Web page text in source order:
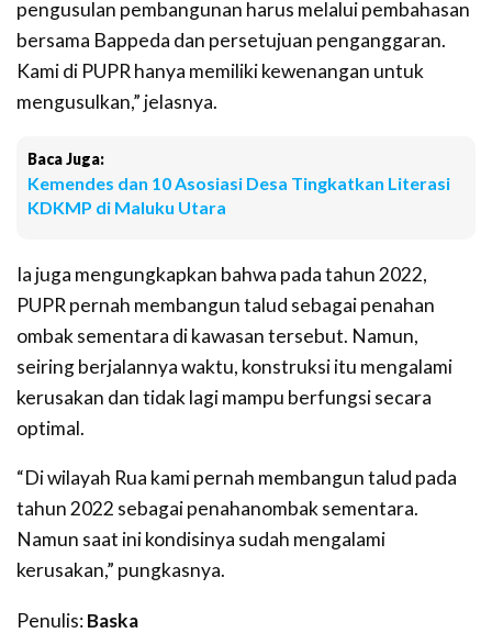
pengusulan pembangunan harus melalui pembahasan
bersama Bappeda dan persetujuan penganggaran.
Kami di PUPR hanya memiliki kewenangan untuk
mengusulkan,” jelasnya.
Baca Juga:
Kemendes dan 10 Asosiasi Desa Tingkatkan Literasi
KDKMP di Maluku Utara
Ia juga mengungkapkan bahwa pada tahun 2022,
PUPR pernah membangun talud sebagai penahan
ombak sementara di kawasan tersebut. Namun,
seiring berjalannya waktu, konstruksi itu mengalami
kerusakan dan tidak lagi mampu berfungsi secara
optimal.
“Di wilayah Rua kami pernah membangun talud pada
tahun 2022 sebagai penahanombak sementara.
Namun saat ini kondisinya sudah mengalami
kerusakan,” pungkasnya.
Penulis:Baska